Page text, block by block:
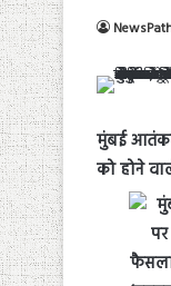
मुंबई
को होने